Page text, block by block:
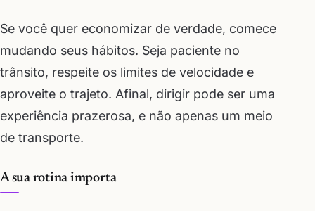
Se você quer economizar de verdade, comece
mudando seus hábitos. Seja paciente no
trânsito, respeite os limites de velocidade e
aproveite o trajeto. Afinal, dirigir pode ser uma
experiência prazerosa, e não apenas um meio
de transporte.
A sua rotina importa